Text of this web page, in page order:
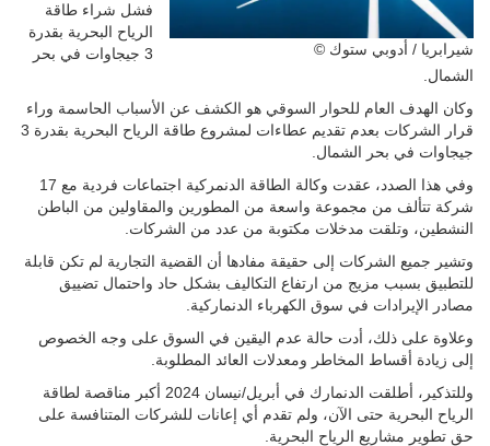
© شيرابريا / أدوبي ستوك
فشل شراء طاقة
الرياح البحرية بقدرة
3 جيجاوات في بحر
الشمال.
وكان الهدف العام للحوار السوقي هو الكشف عن الأسباب الحاسمة وراء
قرار الشركات بعدم تقديم عطاءات لمشروع طاقة الرياح البحرية بقدرة 3
جيجاوات في بحر الشمال.
وفي هذا الصدد، عقدت وكالة الطاقة الدنمركية اجتماعات فردية مع 17
شركة تتألف من مجموعة واسعة من المطورين والمقاولين من الباطن
النشطين، وتلقت مدخلات مكتوبة من عدد من الشركات.
وتشير جميع الشركات إلى حقيقة مفادها أن القضية التجارية لم تكن قابلة
للتطبيق بسبب مزيج من ارتفاع التكاليف بشكل حاد واحتمال تضييق
مصادر الإيرادات في سوق الكهرباء الدنماركية.
وعلاوة على ذلك، أدت حالة عدم اليقين في السوق على وجه الخصوص
إلى زيادة أقساط المخاطر ومعدلات العائد المطلوبة.
وللتذكير، أطلقت الدنمارك في أبريل/نيسان 2024 أكبر مناقصة لطاقة
الرياح البحرية حتى الآن، ولم تقدم أي إعانات للشركات المتنافسة على
حق تطوير مشاريع الرياح البحرية.